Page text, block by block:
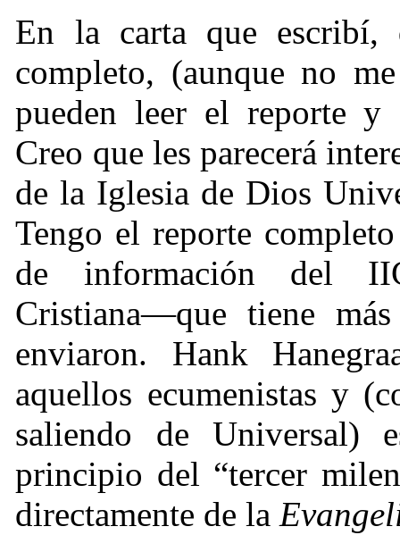
En la carta que escribí,
completo, (aunque no
pueden leer el reporte y
Creo que les parecerá
de la Iglesia de Dios
Tengo el reporte
de información del
Cristiana—que tiene
enviaron. Hank
aquellos ecumenistas y
saliendo de Universal)
principio del “tercer
directamente de la